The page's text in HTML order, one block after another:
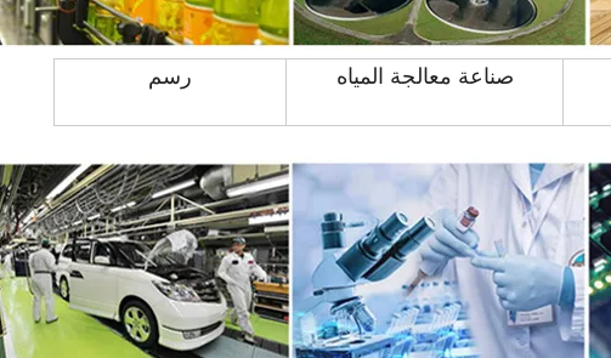
صناعة معالجة المياه رسم